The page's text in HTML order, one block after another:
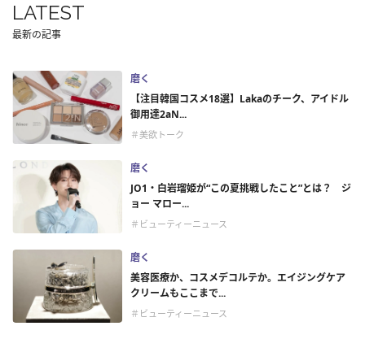
LATEST
最新の記事
磨く
【注目韓国コスメ18選】Lakaのチーク、アイドル
御用達2aN...
＃美欲トーク
磨く
JO1・白岩瑠姫が“この夏挑戦したこと”とは？ ジ
ョー マロー...
＃ビューティーニュース
磨く
美容医療か、コスメデコルテか。エイジングケア
クリームもここまで...
＃ビューティーニュース